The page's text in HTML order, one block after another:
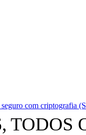
seguro com criptografia
TODOS